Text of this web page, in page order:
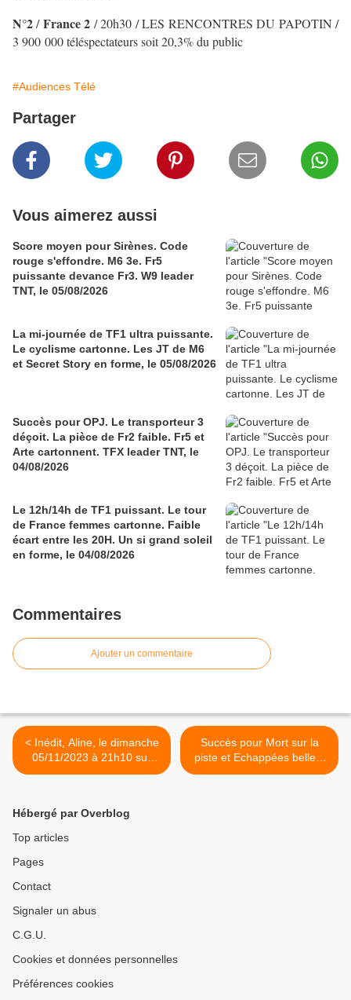
N°2/France 2 / 20h30 / LES RENCONTRES DU PAPOTIN /
3 900 000 téléspectateurs soit 20,3% du public
#Audiences Télé
Partager
Vous aimerez aussi
Score moyen pour Sirènes. Code
rouge s'effondre. M6 3e. Fr5
puissante devance Fr3. W9 leader
TNT, le 05/08/2026
La mi-journée de TF1 ultra puissante.
Le cyclisme cartonne. Les JT de M6
et Secret Story en forme, le 05/08/2026
Succès pour OPJ. Le transporteur 3
déçoit. La pièce de Fr2 faible. Fr5 et
Arte cartonnent. TFX leader TNT, le
04/08/2026
Le 12h/14h de TF1 puissant. Le tour
de France femmes cartonne. Faible
écart entre les 20H. Un si grand soleil
en forme, le 04/08/2026
Commentaires
Ajouter un commentaire
< Inédit, Aline, le dimanche
05/11/2023 à 21h10 sur
TF1
Succès pour Mort sur la
piste et Echappées belles.
Retour en chute pour Star
Hébergé par Overblog
Top articles
Pages
Contact
Signaler un abus
C.G.U.
Cookies et données personnelles
Préférences cookies